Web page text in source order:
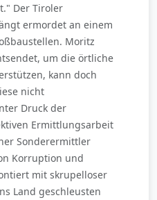
Der Tiroler
ermordet an einem
Moritz
um die örtliche
kann doch
nicht
Druck der
Ermittlungsarbeit
Sonderermittler
Korruption und
mit skrupelloser
Land geschleusten